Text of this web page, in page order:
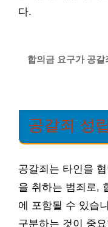
다.
합의금 요구가 공
공갈죄 성
공갈죄는 타인을
을 취하는 범죄로,
에 포함될 수 있습
구분하는 것이 중